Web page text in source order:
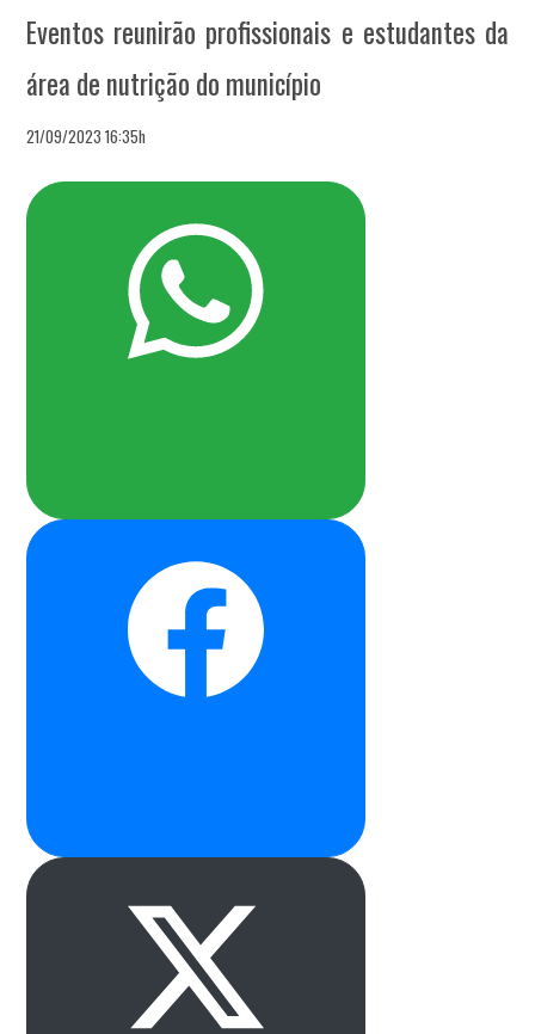
Eventos reunirão profissionais e estudantes da
área de nutrição do município
21/09/2023 16:35h